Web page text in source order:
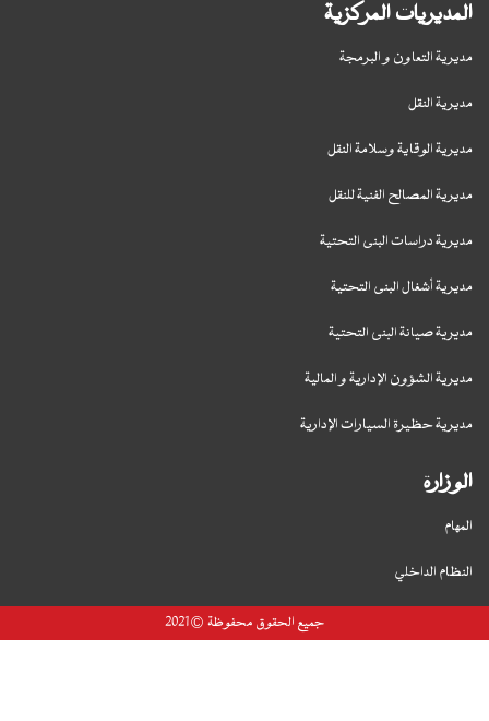
المديريات المركزية
مديرية التعاون و البرمجة
مديرية النقل
مديرية الوقاية وسلامة النقل
مديرية المصالح الفنية للنقل
مديرية دراسات البنى التحتية
مديرية أشغال البنى التحتية
مديرية صيانة البنى التحتية
مديرية الشؤون الإدارية و المالية
مديرية حظيرة السيارات الإدارية
الوزارة
المهام
النظام الداخلي
جميع الحقوق محفوظة © 2021